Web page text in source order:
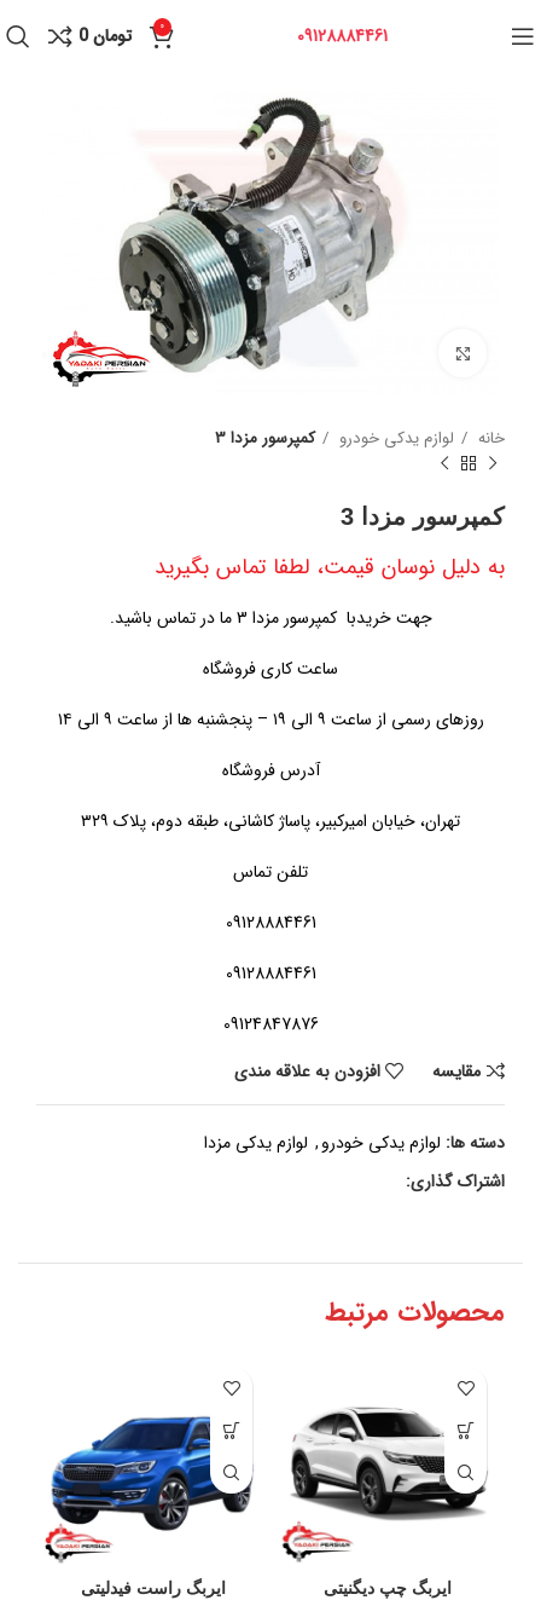
09128884461
0 تومان0
خانه لوازم یدکی خودرو کمپرسور مزدا 3
کمپرسور مزدا 3
به دلیل نوسان قیمت، لطفا تماس بگیرید
جهت خریدبا کمپرسور مزدا 3 ما در تماس باشید.
ساعت کاری فروشگاه
روزهای رسمی از ساعت ۹ الی ۱۹ – پنجشنبه ها از ساعت ۹ الی ۱۴
آدرس فروشگاه
تهران، خیابان امیرکبیر، پاساژ کاشانی، طبقه دوم، پلاک ۳۲۹
تلفن تماس
09128884461
09128884461
09124847876
مقايسه
افزودن به علاقه مندی
دسته ها: لوازم یدکی خودرو, لوازم یدکی مزدا
اشتراک گذاری:
محصولات مرتبط
ایربگ چپ دیگنیتی ایربگ راست فیدلیتی